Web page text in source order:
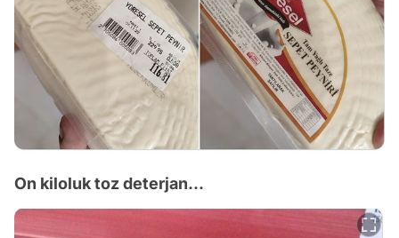
On kiloluk toz deterjan...